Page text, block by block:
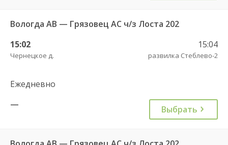
Вологда АВ — Грязовец АС ч/з Лоста 202
15:02
Чернецкое д.
15:04
развилка Стеблево-2
Ежедневно
—
Выбрать